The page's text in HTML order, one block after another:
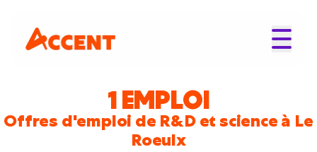
1 EMPLOI
Offres d'emploi de R&D et science à Le
Roeulx